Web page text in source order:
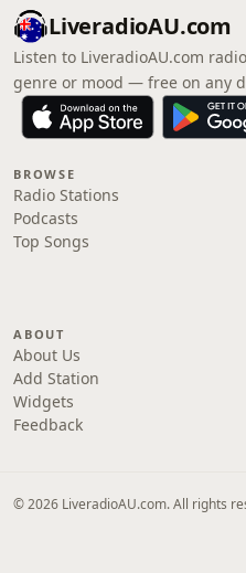
LiveradioAU.com
Listen to LiveradioAU.com
genre or mood — free on any
BROWSE
Radio Stations
Podcasts
Top Songs
ABOUT
About Us
Add Station
Widgets
Feedback
© 2026 LiveradioAU.com. All rights